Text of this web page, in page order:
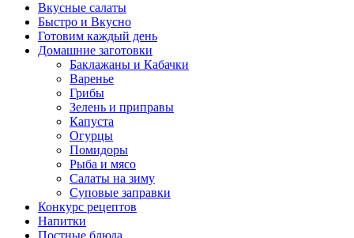
Вкусные салаты
Быстро и Вкусно
Готовим каждый день
Домашние заготовки
Баклажаны и Кабачки
Варенье
Грибы
Зелень и приправы
Капуста
Огурцы
Помидоры
Рыба и мясо
Салаты на зиму
Суповые заправки
Конкурс рецептов
Напитки